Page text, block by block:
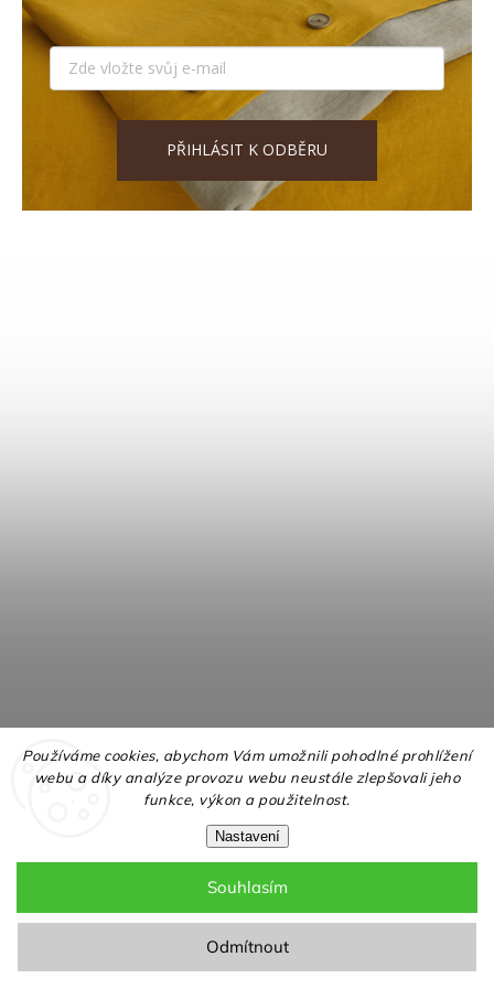
Používáme cookies, abychom Vám umožnili pohodlné prohlížení
webu a díky analýze provozu webu neustále zlepšovali jeho
funkce, výkon a použitelnost.
Nastavení
Odmítnout
Souhlasím
PŘIHLÁSIT K ODBĚRU
Upravit nastavení cookies